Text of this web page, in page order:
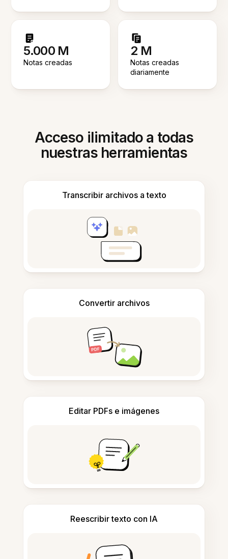
5.000 M
Notas creadas
2 M
Notas creadas
diariamente
Acceso ilimitado a todas
nuestras herramientas
Transcribir archivos a texto
Convertir archivos
Editar PDFs e imágenes
Reescribir texto con IA